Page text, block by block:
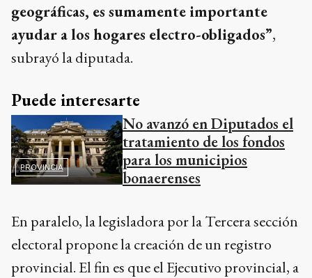
geográficas, es sumamente importante
ayudar a los hogares electro-obligados”,
subrayó la diputada.
Puede interesarte
PROVINCIA
No avanzó en Diputados el
tratamiento de los fondos
para los municipios
bonaerenses
En paralelo, la legisladora por la Tercera sección
electoral propone la creación de un registro
provincial. El fin es que el Ejecutivo provincial, a